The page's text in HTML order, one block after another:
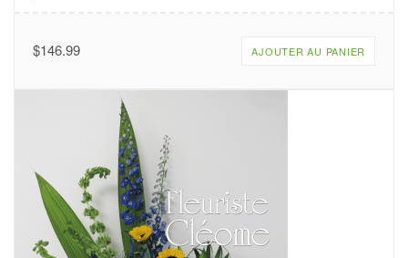
$146.99 AJOUTER AU PANIER